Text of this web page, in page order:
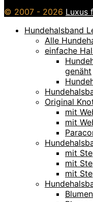
© 2007 - 2026 Luxus
Hundehalsband
Alle
einfache
genäht
Original
mit
mit
mit
mit
mit